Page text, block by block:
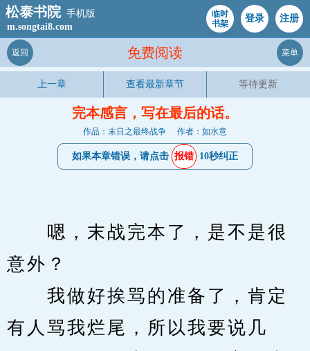
松泰书院 手机版
m.songtai8.com
临时
书架
登录 注册
免费阅读
返回 菜单
上一章 查看最新章节 等待更新
完本感言，写在最后的话。
作品：末日之最终战争 作者：如水意
如果本章错误，请点击 报错 10秒纠正
嗯，末战完本了，是不是很
意外？
我做好挨骂的准备了，肯定
有人骂我烂尾，所以我要说几